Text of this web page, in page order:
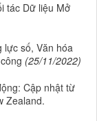
tác Dữ liệu Mở
lực số, Văn hóa
(25/11/2022)
Cập nhật từ
Zealand.